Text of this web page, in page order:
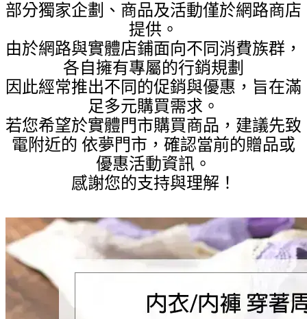
部分獨家企劃、商品及活動僅於網路商店
提供。
由於網路與實體店鋪面向不同消費族群，
各自擁有專屬的行銷規劃
因此經常推出不同的促銷與優惠，旨在滿
足多元購買需求。
若您希望於實體門市購買商品，建議先致
電附近的 依夢門市，確認當前的贈品或
優惠活動資訊。
感謝您的支持與理解！